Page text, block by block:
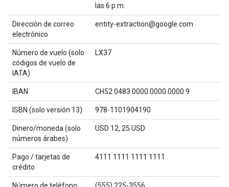
las 6 p.m.
Dirección de correo
electrónico
entity-extraction@google.com
Número de vuelo (solo
códigos de vuelo de
IATA)
LX37
IBAN CH52 0483 0000 0000 0000 9
ISBN (solo versión 13) 978-1101904190
Dinero/moneda (solo
números árabes)
USD 12, 25 USD
Pago / tarjetas de
crédito
4111 1111 1111 1111